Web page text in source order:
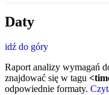
Daty
idź do góry
Raport analizy wymagań
znajdować się w tagu
odpowiednie formaty.